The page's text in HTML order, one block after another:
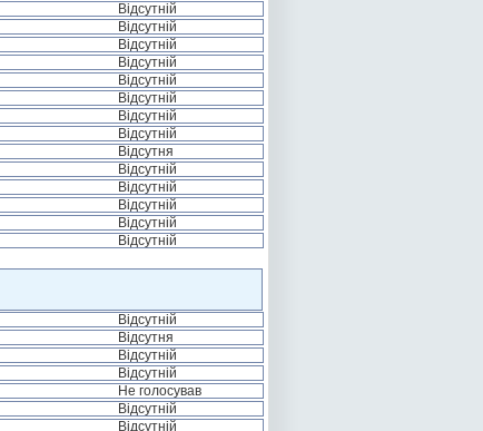
Відсутній
Відсутній
Відсутній
Відсутній
Відсутній
Відсутній
Відсутній
Відсутній
Відсутня
Відсутній
Відсутній
Відсутній
Відсутній
Відсутній
Відсутній
Відсутня
Відсутній
Відсутній
Не голосував
Відсутній
Відсутній